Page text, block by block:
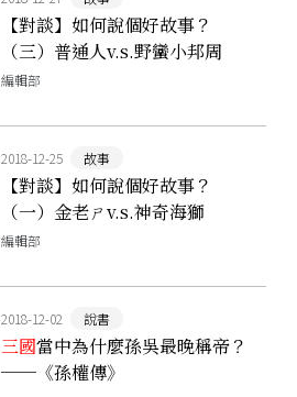
【對談】如何說個好故事？
（三）普通人v.s.野蠻小邦周
編輯部
2018-12-25 故事
【對談】如何說個好故事？
（一）金老ㄕv.s.神奇海獅
編輯部
2018-12-02 說書
三國當中為什麼孫吳最晚稱帝？
──《孫權傳》